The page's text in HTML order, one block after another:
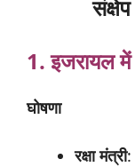
1. इजरायलमें
घोषणा
रक्षा मंत्री: